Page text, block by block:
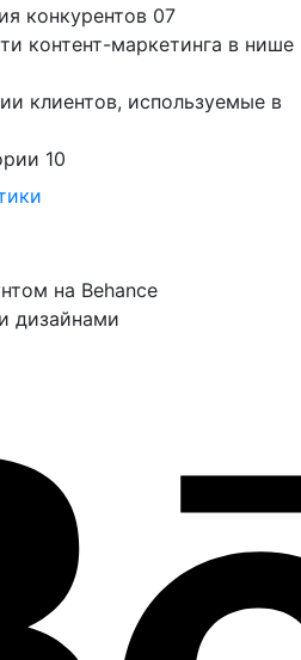
конкурентов 07
контент-маркетинга в нише
клиентов, используемые в
10
на Behance
дизайнами